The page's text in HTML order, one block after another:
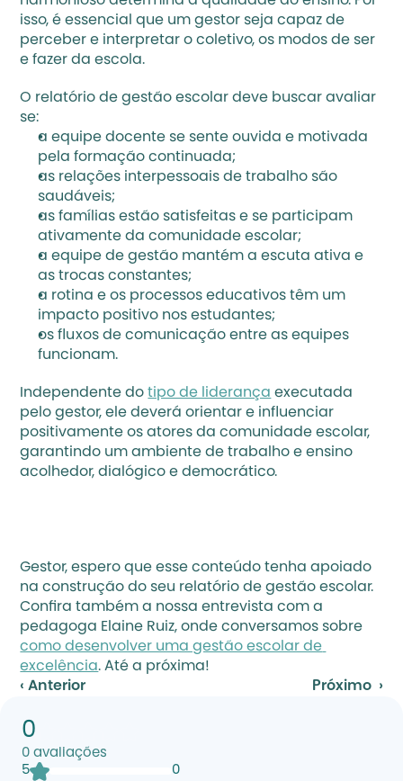
isso, é essencial que um gestor seja capaz de
perceber e interpretar o coletivo, os modos de ser
e fazer da escola.
O relatório de gestão escolar deve buscar avaliar
se:
a equipe docente se sente ouvida e motivada
pela formação continuada;
as relações interpessoais de trabalho são
saudáveis;
as famílias estão satisfeitas e se participam
ativamente da comunidade escolar;
a equipe de gestão mantém a escuta ativa e
as trocas constantes;
a rotina e os processos educativos têm um
impacto positivo nos estudantes;
os fluxos de comunicação entre as equipes
funcionam.
Independente do tipo de liderança executada
pelo gestor, ele deverá orientar e influenciar
positivamente os atores da comunidade escolar,
garantindo um ambiente de trabalho e ensino
acolhedor, dialógico e democrático.
Gestor, espero que esse conteúdo tenha apoiado
na construção do seu relatório de gestão escolar.
Confira também a nossa entrevista com a
como desenvolver uma gestão escolar de
excelência. Até a próxima!
‹ Anterior
Próximo  ›
0
0 avaliações
5
0